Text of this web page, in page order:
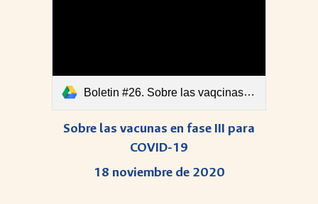
Boletin #26. Sobre las vaqcinas en fase III para COVID-19.pdf
Sobre las vacunas en fase III para
COVID-19
18 noviembre de 2020